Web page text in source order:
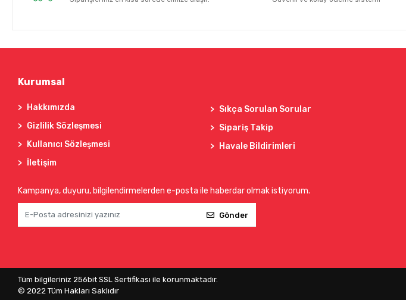
Kurumsal
Hakkımızda
Gizlilik Sözleşmesi
Kullanıcı Sözleşmesi
İletişim
Sıkça Sorulan Sorular
Sipariş Takip
Havale Bildirimleri
Kampanya, duyuru, bilgilendirmelerden e-posta ile haberdar olmak istiyorum.
Gönder
Tüm bilgileriniz 256bit SSL Sertifikası ile korunmaktadır.
© 2022Tüm Hakları Saklıdır